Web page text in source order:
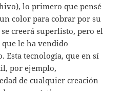
lo primero que pensé
color para cobrar por su
creerá superlisto, pero el
que le ha vendido
Esta tecnología, que en sí
por ejemplo,
de cualquier creación